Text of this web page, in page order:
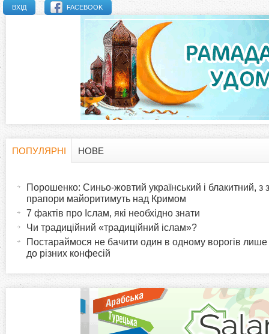
к
к
FACEBOOK
z
ПОПУЛЯРНІ
в
НОВЕ
Порошенко: Синьо-жовтий український і блакитний, з
прапори майоритимуть над Кримом
7 фактів про Іслам, які необхідно знати
Чи традиційний «традиційний іслам»?
Постараймося не бачити один в одному ворогів лише
до різних конфесій